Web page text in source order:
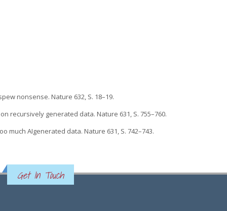
nonsense. Nature 632, S. 18–19.
recursively generated data. Nature 631, S. 755–760.
much AIgenerated data. Nature 631, S. 742–743.
Get In Touch